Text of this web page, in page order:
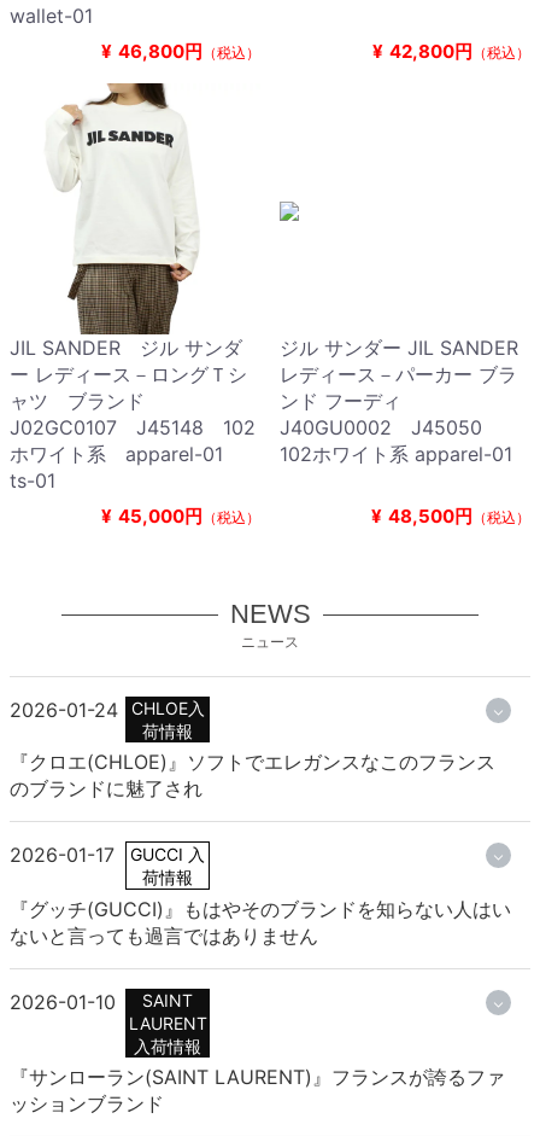
wallet-01
¥ 46,800円 （税込） ¥ 42,800円 （税込）
JIL SANDER ジル サンダ
ー レディース－ロングＴシ
ャツ ブランド
J02GC0107 J45148 102
ホワイト系 apparel-01
ts-01
¥ 45,000円 （税込）
ジル サンダー JIL SANDER
レディース－パーカー ブラ
ンド フーディ
J40GU0002 J45050
102ホワイト系 apparel-01
¥ 48,500円 （税込）
NEWS
ニュース
2026-01-24
CHLOE入
荷情報
『クロエ(CHLOE)』ソフトでエレガンスなこのフランス
のブランドに魅了され
2026-01-17
GUCCI 入
荷情報
『グッチ(GUCCI)』もはやそのブランドを知らない人はい
ないと言っても過言ではありません
2026-01-10
SAINT
LAURENT
入荷情報
『サンローラン(SAINT LAURENT)』フランスが誇るファ
ッションブランド